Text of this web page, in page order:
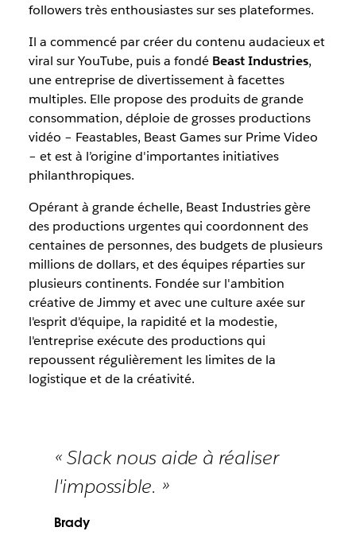
followers très enthousiastes sur ses plateformes.
Il a commencé par créer du contenu audacieux et
viral sur YouTube, puis a fondé Beast Industries,
une entreprise de divertissement à facettes
multiples. Elle propose des produits de grande
consommation, déploie de grosses productions
vidéo – Feastables, Beast Games sur Prime Video
– et est à l’origine d'importantes initiatives
philanthropiques.
Opérant à grande échelle, Beast Industries gère
des productions urgentes qui coordonnent des
centaines de personnes, des budgets de plusieurs
millions de dollars, et des équipes réparties sur
plusieurs continents. Fondée sur l'ambition
créative de Jimmy et avec une culture axée sur
l'esprit d'équipe, la rapidité et la modestie,
l'entreprise exécute des productions qui
repoussent régulièrement les limites de la
logistique et de la créativité.
« Slack nous aide à réaliser
l'impossible. »
Brady